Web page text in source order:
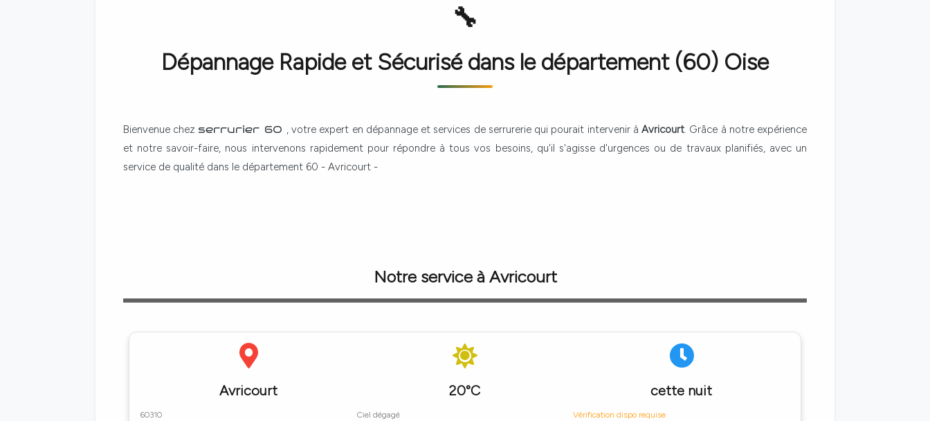
Dépannage Rapide et Sécurisé dans le département (60) Oise
Bienvenue chez serrurier 60 , votre expert en dépannage et services de serrurerie qui pourait intervenir àAvricourt. Grâce à notre expérience
et notre savoir-faire, nous intervenons rapidement pour répondre à tous vos besoins, qu'il s'agisse d'urgences ou de travaux planifiés, avec un
service de qualité dans le département 60 - Avricourt -
Notre service à Avricourt
Avricourt
60310
20°C
Ciel dégagé
cette nuit
Vérification dispo requise